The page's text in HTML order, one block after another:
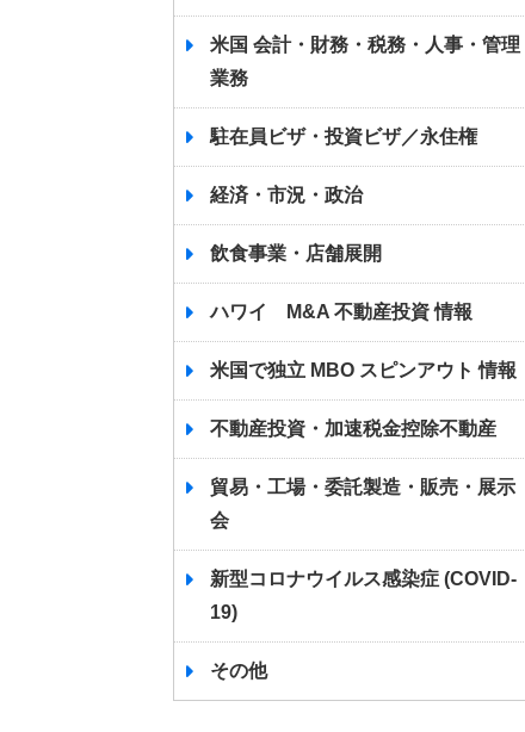
米国 会計・財務・税務・人事・管理
業務
駐在員ビザ・投資ビザ／永住権
経済・市況・政治
飲食事業・店舗展開
ハワイ M&A 不動産投資 情報
米国で独立 MBO スピンアウト 情報
不動産投資・加速税金控除不動産
貿易・工場・委託製造・販売・展示
会
新型コロナウイルス感染症 (COVID-
19)
その他